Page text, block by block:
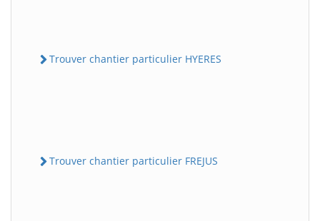
Trouver chantier particulier HYERES
Trouver chantier particulier FREJUS